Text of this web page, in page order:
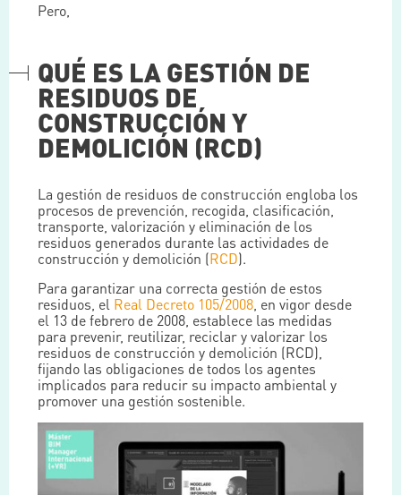
Pero,
QUÉ ES LA GESTIÓN DE
RESIDUOS DE
CONSTRUCCIÓN Y
DEMOLICIÓN (RCD)
La gestión de residuos de construcción engloba los
procesos de prevención, recogida, clasificación,
transporte, valorización y eliminación de los
residuos generados durante las actividades de
construcción y demolición (RCD).
Para garantizar una correcta gestión de estos
residuos, el Real Decreto 105/2008 , en vigor desde
el 13 de febrero de 2008, establece las medidas
para prevenir, reutilizar, reciclar y valorizar los
residuos de construcción y demolición (RCD),
fijando las obligaciones de todos los agentes
implicados para reducir su impacto ambiental y
promover una gestión sostenible.